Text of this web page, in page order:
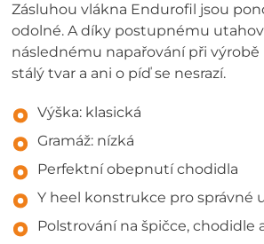
Zásluhou vlákna Endurofil jsou
odolné. A díky postupnému
následnému napařování při
stálý tvar a ani o píď se nesrazí.
Výška: klasická
Gramáž: nízká
Perfektní obepnutí chodidla
Y heel konstrukce pro správné
Polstrování na špičce, chodidle